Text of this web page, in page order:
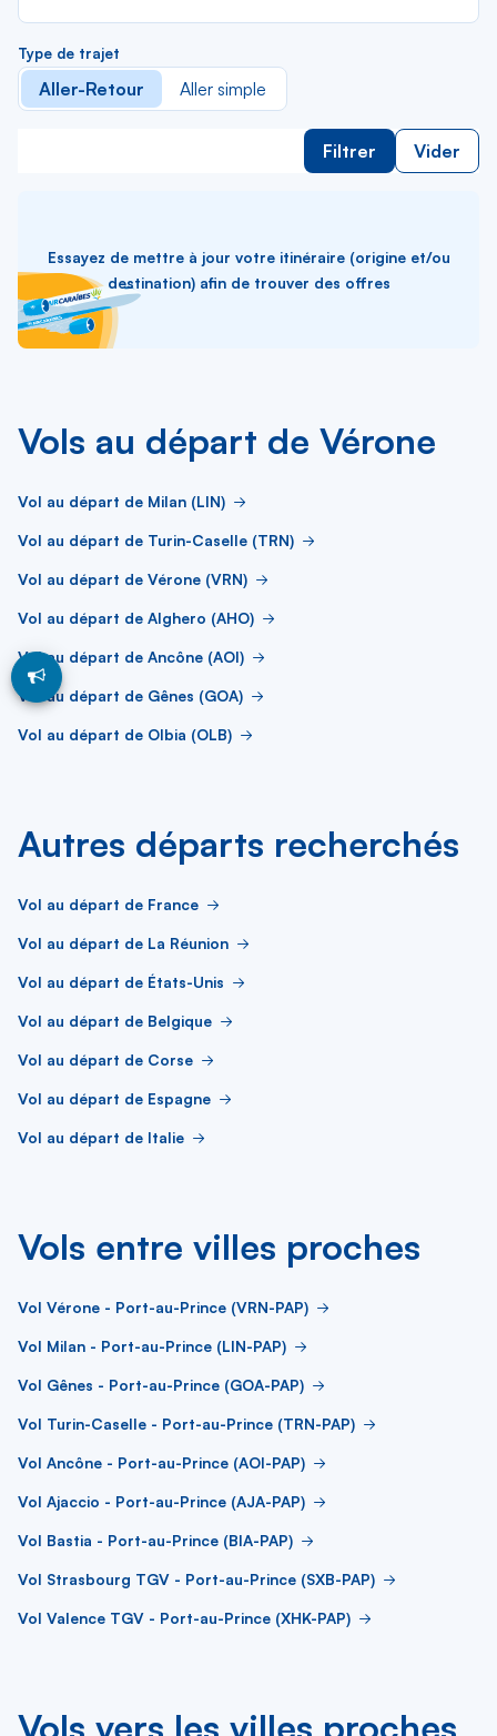
Type de trajet
Aller-Retour Aller simple
Filtrer Vider
Essayez de mettre à jour votre itinéraire (origine et/ou
destination) afin de trouver des offres
Vols au départ de Vérone
Vol au départ de Milan (LIN)
Vol au départ de Turin-Caselle (TRN)
Vol au départ de Vérone (VRN)
Vol au départ de Alghero (AHO)
Vol au départ de Ancône (AOI)
Vol au départ de Gênes (GOA)
Vol au départ de Olbia (OLB)
Autres départs recherchés
Vol au départ de France
Vol au départ de La Réunion
Vol au départ de États-Unis
Vol au départ de Belgique
Vol au départ de Corse
Vol au départ de Espagne
Vol au départ de Italie
Vols entre villes proches
Vol Vérone - Port-au-Prince (VRN-PAP)
Vol Milan - Port-au-Prince (LIN-PAP)
Vol Gênes - Port-au-Prince (GOA-PAP)
Vol Turin-Caselle - Port-au-Prince (TRN-PAP)
Vol Ancône - Port-au-Prince (AOI-PAP)
Vol Ajaccio - Port-au-Prince (AJA-PAP)
Vol Bastia - Port-au-Prince (BIA-PAP)
Vol Strasbourg TGV - Port-au-Prince (SXB-PAP)
Vol Valence TGV - Port-au-Prince (XHK-PAP)
Vols vers les villes proches